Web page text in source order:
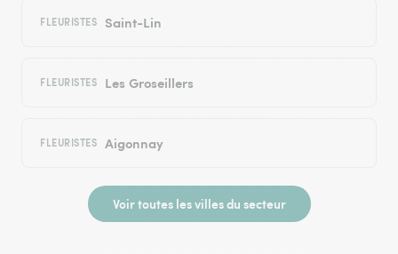
FLEURISTES Saint-Lin
FLEURISTES Les Groseillers
FLEURISTES Aigonnay
Voir toutes les villes du secteur